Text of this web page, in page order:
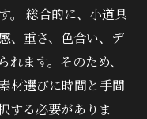
。 総合的に、小道具
、重さ、色合い、デ
ます。そのため、
材選びに時間と手間
する必要がありま